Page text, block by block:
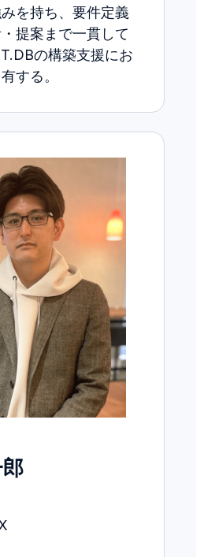
みを持ち、要件定義
提案まで一貫して
の構築支援にお
する。